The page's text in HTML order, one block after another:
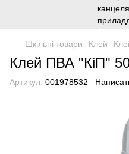
Шкільні товари Клей
Клей ПВА "КіП"
Артикул: 001978532